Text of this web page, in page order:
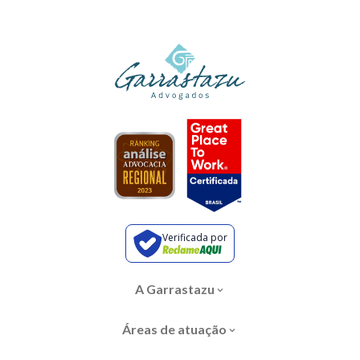
Verificada por
A Garrastazu
Áreas de atuação